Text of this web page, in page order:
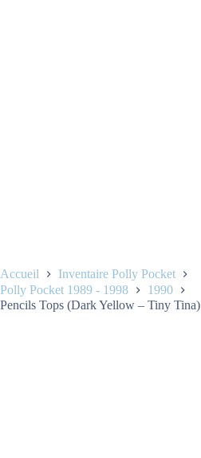
Accueil
Inventaire Polly Pocket
Polly Pocket 1989 - 1998
1990
Pencils Tops (Dark Yellow – Tiny Tina)